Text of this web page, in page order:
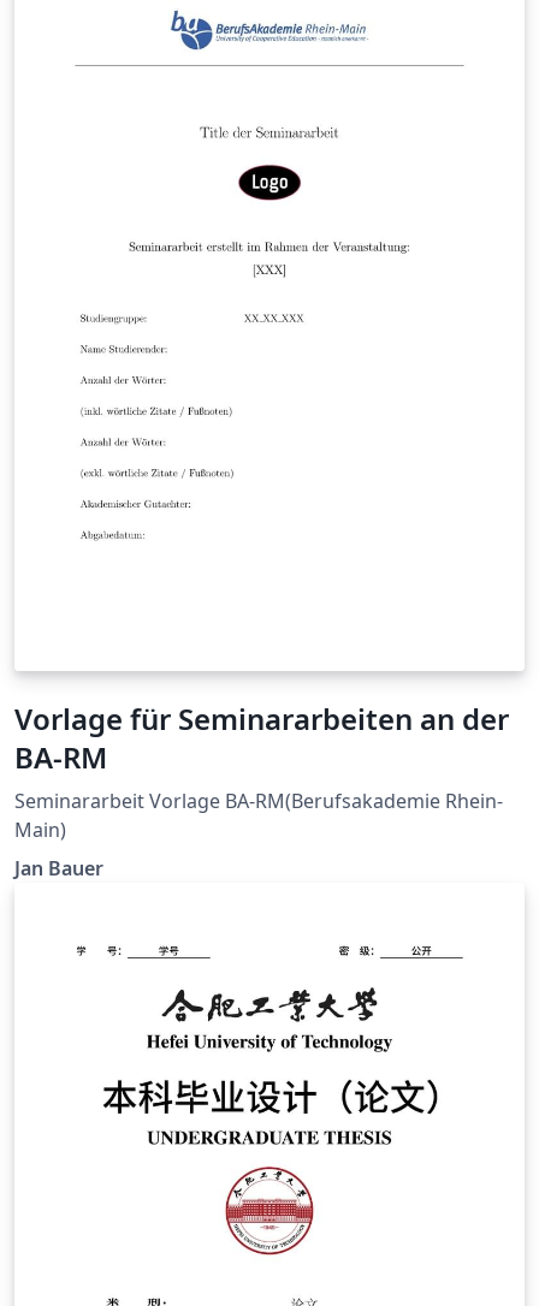
Vorlage für Seminararbeiten an der
BA-RM
Seminararbeit Vorlage BA-RM(Berufsakademie Rhein-
Main)
Jan Bauer